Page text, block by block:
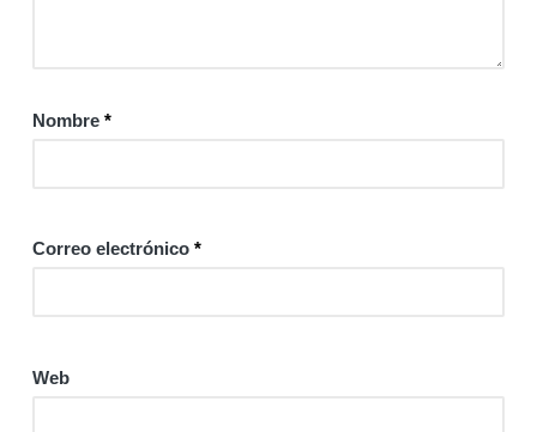
Nombre *
Correo electrónico *
Web